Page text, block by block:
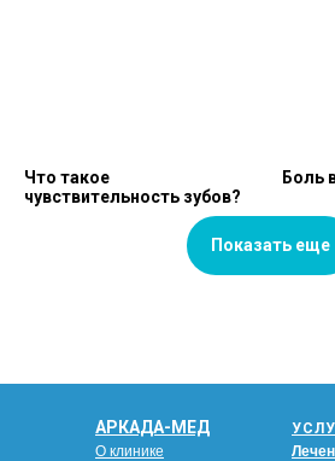
Что такое
чувствительность зубов?
Боль
Показать еще
О клинике
АРКАДА-МЕД